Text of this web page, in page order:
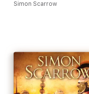
Simon Scarrow